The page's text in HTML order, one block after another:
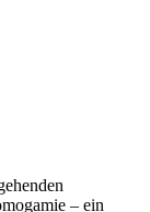
– ein